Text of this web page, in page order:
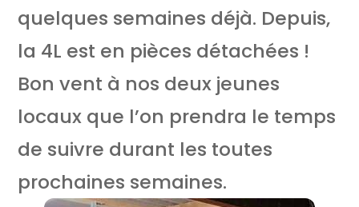
quelques semaines déjà. Depuis,
la 4L est en pièces détachées !
Bon vent à nos deux jeunes
locaux que l’on prendra le temps
de suivre durant les toutes
prochaines semaines.